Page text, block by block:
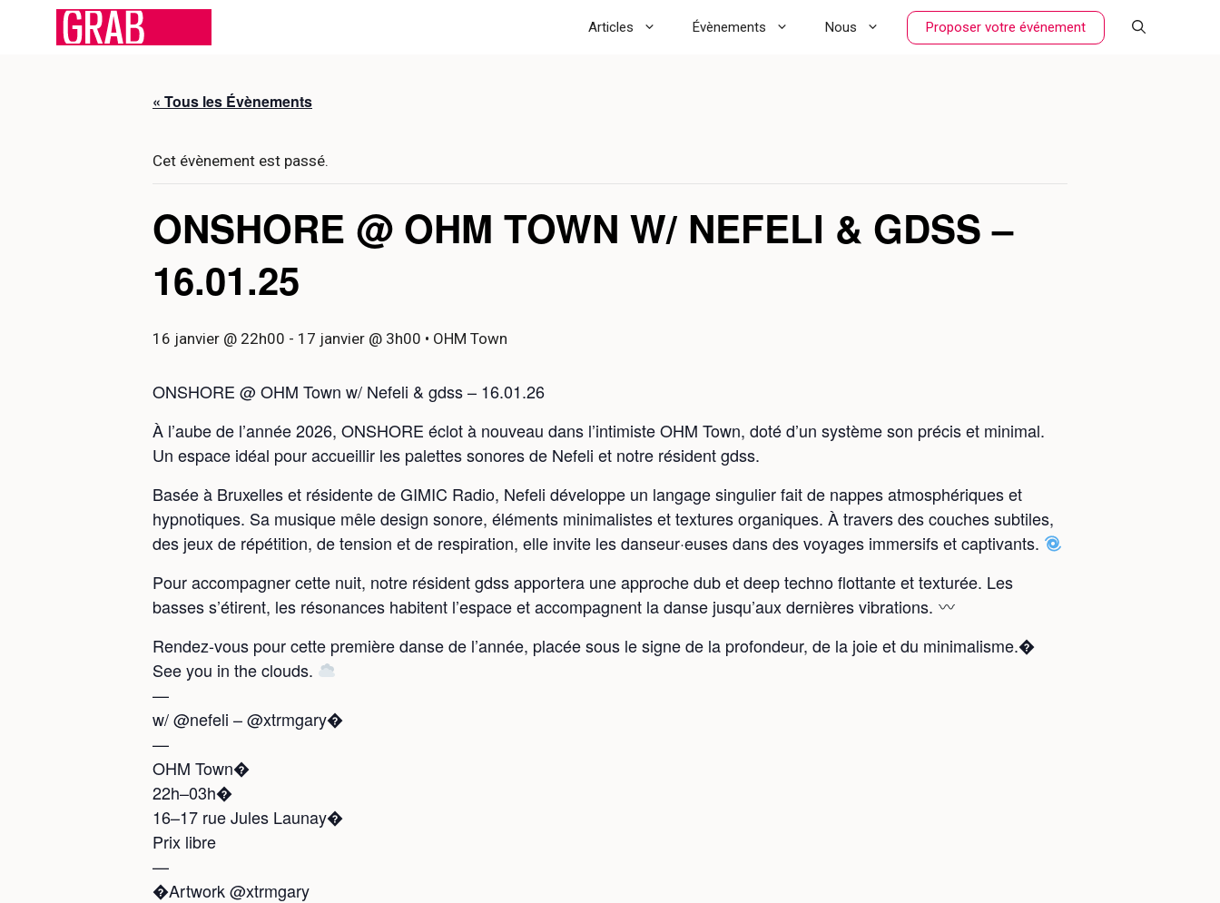
Articles Évènements Nous Proposer votre événement
« Tous les Évènements
Cet évènement est passé.
ONSHORE @ OHM TOWN W/ NEFELI & GDSS –
16.01.25
16 janvier @ 22h00 - 17 janvier @ 3h00 • OHM Town
ONSHORE @ OHM Town w/ Nefeli & gdss – 16.01.26
À l’aube de l’année 2026, ONSHORE éclot à nouveau dans l’intimiste OHM Town, doté d’un système son précis et minimal.
Un espace idéal pour accueillir les palettes sonores de Nefeli et notre résident gdss.
Basée à Bruxelles et résidente de GIMIC Radio, Nefeli développe un langage singulier fait de nappes atmosphériques et
hypnotiques. Sa musique mêle design sonore, éléments minimalistes et textures organiques. À travers des couches subtiles,
des jeux de répétition, de tension et de respiration, elle invite les danseur·euses dans des voyages immersifs et captivants.
Pour accompagner cette nuit, notre résident gdss apportera une approche dub et deep techno flottante et texturée. Les
basses s’étirent, les résonances habitent l’espace et accompagnent la danse jusqu’aux dernières vibrations.
Rendez-vous pour cette première danse de l’année, placée sous le signe de la profondeur, de la joie et du minimalisme.�
See you in the clouds.
—
w/ @nefeli – @xtrmgary�
—
OHM Town�
22h–03h�
16–17 rue Jules Launay�
Prix libre
—
�Artwork @xtrmgary